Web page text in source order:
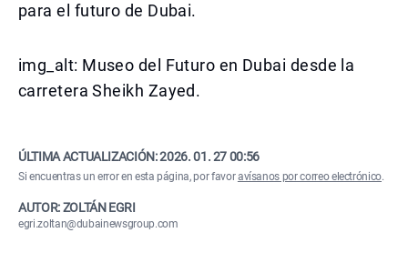
para el futuro de Dubai.
img_alt: Museo del Futuro en Dubai desde la
carretera Sheikh Zayed.
ÚLTIMA ACTUALIZACIÓN:2026. 01. 27 00:56
Si encuentras un error en esta página, por favoravísanos por correo electrónico.
AUTOR: ZOLTÁN EGRI
egri.zoltan@dubainewsgroup.com